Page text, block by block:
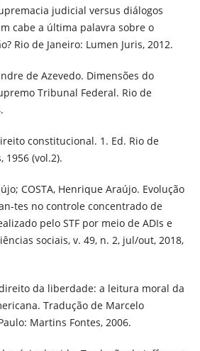
judicial versus diálogos
cabe a última palavra sobre o
Rio de Janeiro: Lumen Juris, 2012.
de Azevedo. Dimensões do
Tribunal Federal. Rio de
constitucional. 1. Ed. Rio de
1956 (vol.2).
COSTA, Henrique Araújo. Evolução
tes no controle concentrado de
pelo STF por meio de ADIs e
sociais, v. 49, n. 2, jul/out, 2018,
direito da liberdade: a leitura moral da
Tradução de Marcelo
Martins Fontes, 2006.